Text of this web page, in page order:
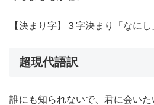
【決まり字】３字決まり「なにし
超現代語訳
誰にも知られないで、君に会いた